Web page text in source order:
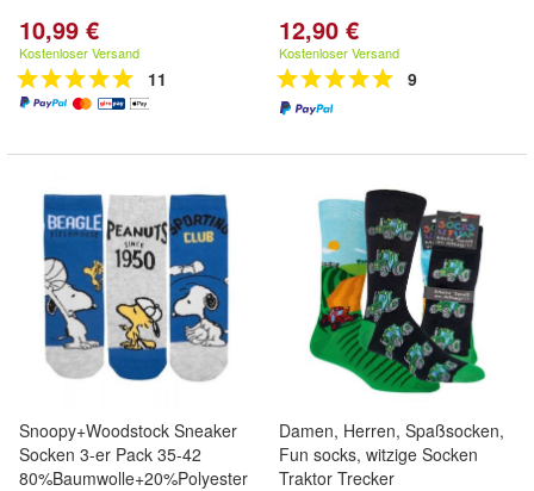
10,99 €
Kostenloser Versand
11
12,90 €
Kostenloser Versand
9
Snoopy+Woodstock Sneaker
Socken 3-er Pack 35-42
80%Baumwolle+20%Polyester
Damen, Herren, Spaßsocken,
Fun socks, witzige Socken
Traktor Trecker